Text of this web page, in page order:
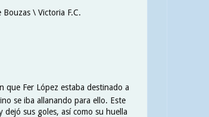
\ Victoria F.C.
que Fer López estaba destinado a
se iba allanando para ello. Este
sus goles, así como su huella